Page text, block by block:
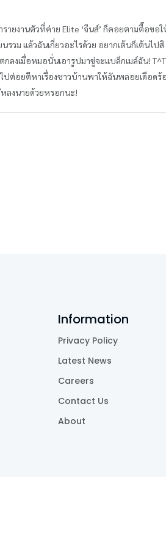
รายงานตัวที่ค่าย Elite ‘จีนส์’ ก็คอยตามตื๊อขอ
วม แล้วฉันเกี่ยวอะไรด้วย อยากเต้นก็เต้นไ
งเมื่อหมอนั่นเอารูปมาขู่จะแบล็กเมล์ฉัน!
อยตีหาเรื่องชาวบ้านพาให้ฉันพลอยเดือดร้อ
ลงนายด้วยหรอกนะ!
Information
Privacy Policy
Latest News
Careers
Contact Us
About